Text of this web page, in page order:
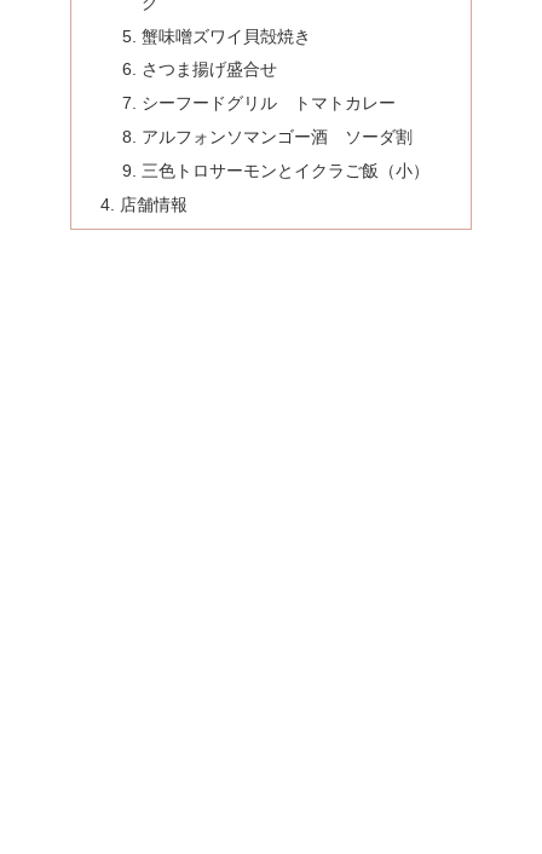
蟹味噌ズワイ貝殻焼き
さつま揚げ盛合せ
シーフードグリル トマトカレー
アルフォンソマンゴー酒 ソーダ割
三色トロサーモンとイクラご飯（小）
店舗情報